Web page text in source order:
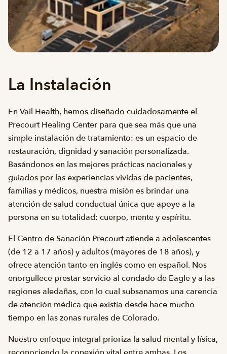
La Instalación
En Vail Health, hemos diseñado cuidadosamente el
Precourt Healing Center para que sea más que una
simple instalación de tratamiento: es un espacio de
restauración, dignidad y sanación personalizada.
Basándonos en las mejores prácticas nacionales y
guiados por las experiencias vividas de pacientes,
familias y médicos, nuestra misión es brindar una
atención de salud conductual única que apoye a la
persona en su totalidad: cuerpo, mente y espíritu.
El Centro de Sanación Precourt atiende a adolescentes
(de 12 a 17 años) y adultos (mayores de 18 años), y
ofrece atención tanto en inglés como en español. Nos
enorgullece prestar servicio al condado de Eagle y a las
regiones aledañas, con lo cual subsanamos una carencia
de atención médica que existía desde hace mucho
tiempo en las zonas rurales de Colorado.
Nuestro enfoque integral prioriza la salud mental y física,